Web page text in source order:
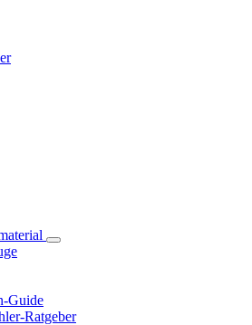
Guide
Ratgeber